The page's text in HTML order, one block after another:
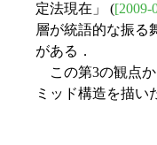
定法現在」 ([2009-
層が統語的な振る
がある．
この第3の観点か
ミッド構造を描い